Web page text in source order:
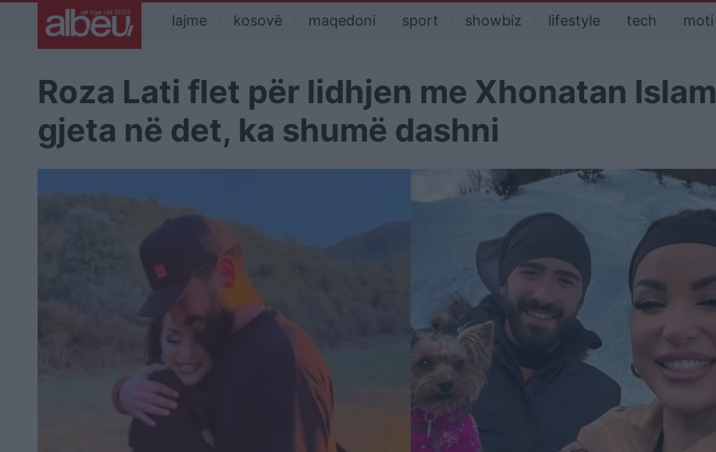
lajme kosovë maqedoni sport showbiz lifestyle tech moti
Roza Lati flet për lidhjen me Xhonatan
gjeta në det, ka shumë dashni